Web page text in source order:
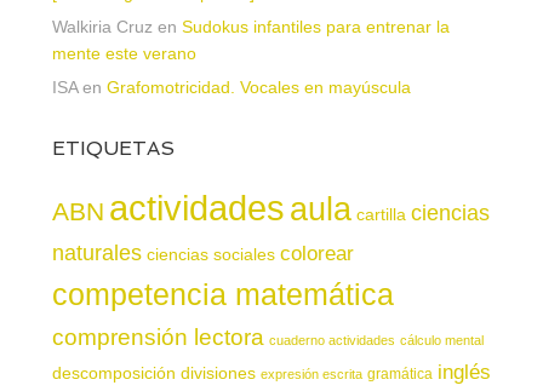
Walkiria Cruz en Sudokus infantiles para entrenar la
mente este verano
ISAen Grafomotricidad. Vocales en mayúscula
ETIQUETAS
ABN actividadesaula cartilla ciencias
naturales ciencias sociales colorear
competencia matemática
comprensión lectora cuaderno actividades cálculo mental
descomposición divisiones expresión escrita gramática inglés